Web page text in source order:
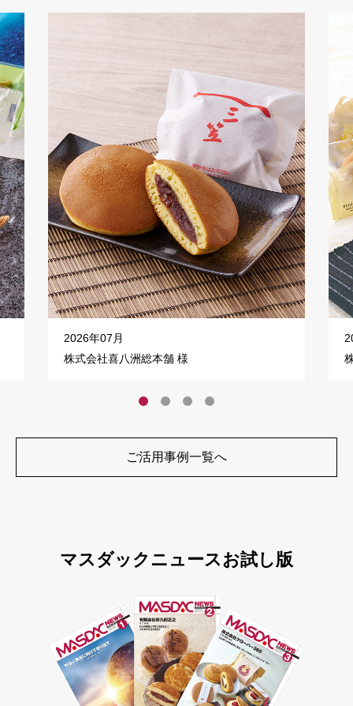
2026年07月
株式会社喜八洲総本舗 様
ご活用事例一覧へ
マスダックニュースお試し版